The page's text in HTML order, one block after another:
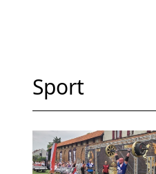
Sport